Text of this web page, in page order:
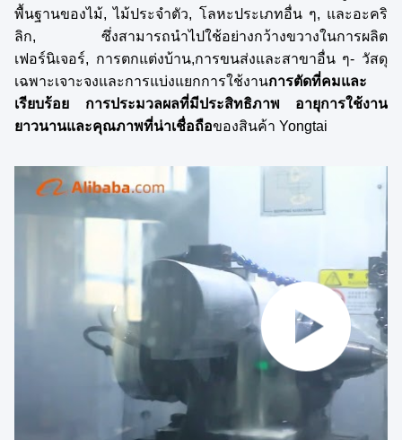
พื้นฐานของไม้, ไม้ประจําตัว, โลหะประเภทอื่น ๆ, และอะคริ
ลิก, ซึ่งสามารถนําไปใช้อย่างกว้างขวางในการผลิต
เฟอร์นิเจอร์, การตกแต่งบ้าน,การขนส่งและสาขาอื่น ๆ- วัสดุ
เฉพาะเจาะจงและการแบ่งแยกการใช้งานการตัดที่คมและ
เรียบร้อย การประมวลผลที่มีประสิทธิภาพ อายุการใช้งาน
ยาวนานและคุณภาพที่น่าเชื่อถือของสินค้า Yongtai